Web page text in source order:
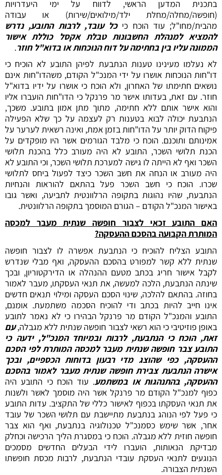
בתכנית המדען הראשי, לדווח על ימי היעדרויות
(חופשה/מחלה/מחלת ילד/מילואים/שירות) או עבודה
מהבית/מחו"ל; עוד הוכח כיכל עובד, לרבות התובע, נדרש
להמציא למנהלת החשבונות טבלת אקסל כוללת אישור
הממונה עליו בין בחתימה על דוח הנוכחות או בדוא"ל חוזר.
לא נעלמו מעינינו טענות הנתבעת לפיהן התובע לא הוכיח כי
דו"חות הנוכחות אושרו על ידי המנכ"ל הקודם, משהדו"חות אינם
נושאים חתימתו של האחרון, ולא הוכח כי אושרו על ידיו בדוא"ל
חוזר. עם זאת, בעדותו אישר מר פרנקל כי הדו"חות הועברו אליו
והוא אישר אותם ללא חתימה, מתוך מתן אמון בתובע. משכך,
הנתבעת יכולה לבוא בטענות רק לעצמה על כך שלא הפעילה
פיקוח הדוק יותר על הדו"חות בזמן אמת, ואינה רשאית לערער על
אמינותם ותוכנם. הוכח כי מלבד הגורמים אשר היו מופקדים על
הכנת תלושי השכר, התובע לא היה מעורב כלל בהכנת תלושי
השכר ואף לא הייתה לו גישה למערכת תלושי השכר, וכי התובע לא
היה מעורב או הנחה את חשב השכר כיצד לפעול ביחס לתלושי
שכרו. הוכח כי חשב השכר פעל בהתאם להוראות והנחיות
הנתבעת, שהיו נהוגות בתקופה הרלוונטית לתביעה, ואשר גובו
באישור המנכ"ל הקודם – הגורם המוסמך בתקופה הרלוונטית.
האם התובע זכאי לצבור חופשה שנתית מעבר למכסה
המותרת הקבועה בהסכם ההעסקה?
התובע הצליח להוכיח כי הנתבעת אפשרה לו לצבור חופשה
שנתית ללא קשר למפורט בהסכם ההעסקה, ואף מבלי שנדרש
לקבל אישור חריג בכתב מטעם ההנהלה או הדירקטוריון, ובכך
שינתה הנתבעת, הלכה למעשה, את תנאי העסקתו, מעבר לאמור
בחוזה. בהתאם להלכה, שינוי הסכם העסקה ומילוי תנאים חדשים
אינו חייב להיות בכתב ודי להוכיח הסכמה משתמעת. אומנם,
התובע והמנכ"ל הקודם מר פרנקל הבהירו כי לא נאמר לתובע
באופן פוזיטיבי כי הוא רשאי לצבור חופשה שנתית ללא מגבלה,עם
זאת, הוכח כי הנתבעת, לרבות ובמיוחד המנכ"ל, ידעה כי
התובע צבר חופשה שנתית מעבר למכסה המותרת לפי הסכם
ההעסקה, כפי שהוצג מדי רבעון בדוחות הכספיים, ובכך
אישרה הנתבעת צבירת חופשה שנתית מעבר לאמור בהסכם
ההעסקה, בהתנהגות או במשתמע. עוד הוכח כי התובע היה
כפוף למנכ"ל הקודם מר פרנקל אשר היה מוסמך לאשר ולשנות
את תנאי העסקתו בכפוף לאישור כללי של התקציב. עדות התובע
כי פעל לפי הנוהג בנתבעת מתיישבת עם תלושי השכר של עובד
אחר, אשר שימש כסמנכ"ל טכנולוגיה בנתבעת, ואף הוא צבר
חופשה חוזית ללא מגבלה. הוכח כי במסגרת הליך הרכישה וכחלק
מבדיקת הנאותות, הועברו לידי הבעלים החדשים מסמכים
הנוגעים לתנאי העסקת עובדי הנתבעת, לרבות מכסת חופשתו
השנתית הצבורה.